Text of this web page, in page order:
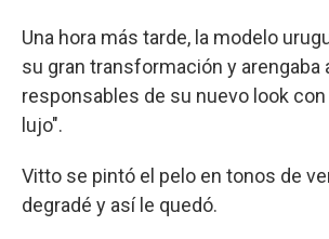
Una hora más tarde, la modelo
su gran transformación y arengaba
responsables de su nuevo look con
lujo".
Vitto se pintó el pelo en tonos de
degradé y así le quedó.